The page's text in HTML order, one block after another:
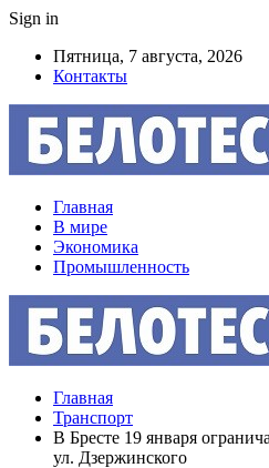
Sign in
Пятница, 7 августа, 2026
Контакты
Главная
В мире
Экономика
Промышленность
Главная
Транспорт
В Бресте 19 января
ул. Дзержинского